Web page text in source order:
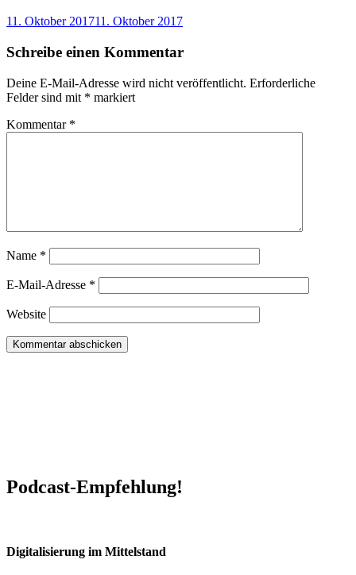
11. Oktober 201711. Oktober 2017
Schreibe einen Kommentar
Deine E-Mail-Adresse wird nicht veröffentlicht. Erforderliche
Felder sind mit * markiert
Kommentar *
Name *
E-Mail-Adresse *
Website
Podcast-Empfehlung!
Digitalisierung im Mittelstand